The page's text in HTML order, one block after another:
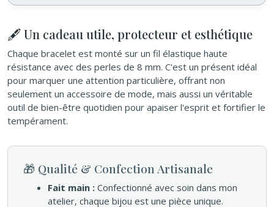
🖋️ Un cadeau utile, protecteur et esthétique
Chaque bracelet est monté sur un fil élastique haute
résistance avec des perles de 8 mm. C'est un présent idéal
pour marquer une attention particulière, offrant non
seulement un accessoire de mode, mais aussi un véritable
outil de bien-être quotidien pour apaiser l'esprit et fortifier le
tempérament.
🎁 Qualité & Confection Artisanale
Fait main : Confectionné avec soin dans mon
atelier, chaque bijou est une pièce unique.